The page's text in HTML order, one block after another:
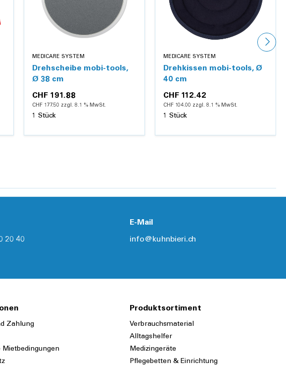
MEDICARE SYSTEM
Drehscheibe mobi-tools,
Ø 38 cm
CHF 191.88
CHF 177.50 zzgl. 8.1 % MwSt.
1 Stück
MEDICARE SYSTEM
Drehkissen mobi-tools, Ø
40 cm
CHF 112.42
CHF 104.00 zzgl. 8.1 % MwSt.
1 Stück
20 40
E-Mail
info@kuhnbieri.ch
Zahlung
Mietbedingungen
Produktsortiment
Verbrauchsmaterial
Alltagshelfer
Medizingeräte
Pflegebetten & Einrichtung